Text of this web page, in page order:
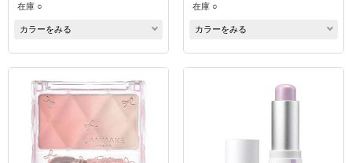
在庫 ○
カラーをみる
在庫 ○
カラーをみる